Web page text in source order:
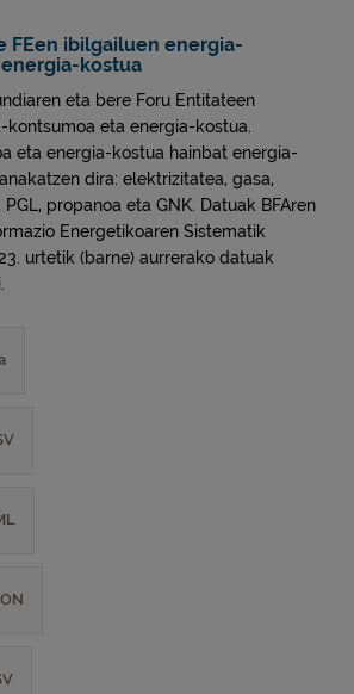
FEen ibilgailuen energia-
kostua
eta bere Foru Entitateen
kontsumoa eta energia-kostua.
eta energia-kostua hainbat energia-
dira: elektrizitatea, gasa,
propanoa eta GNK. Datuak BFAren
Energetikoaren Sistematik
urtetik (barne) aurrerako datuak